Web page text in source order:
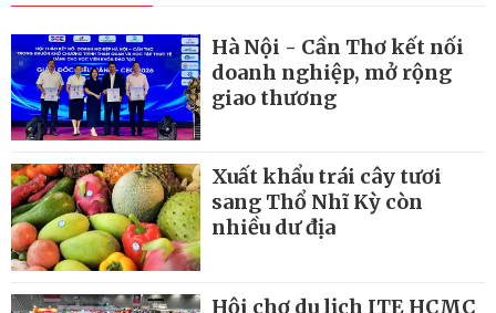
Hà Nội - Cần Thơ kết nối
doanh nghiệp, mở rộng
giao thương
Xuất khẩu trái cây tươi
sang Thổ Nhĩ Kỳ còn
nhiều dư địa
Hội chợ du lịch ITE HCMC